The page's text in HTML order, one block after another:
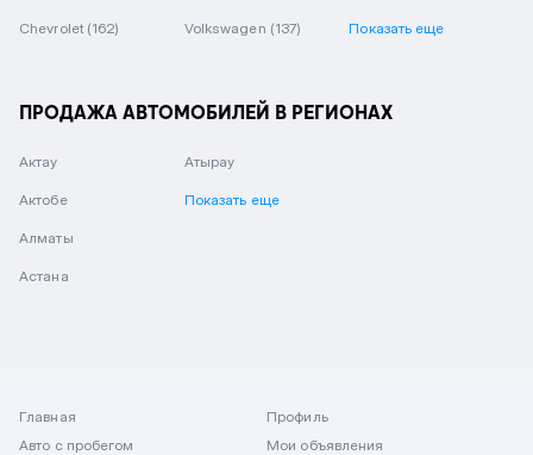
Chevrolet (162) Volkswagen (137) Показать еще
ПРОДАЖА АВТОМОБИЛЕЙ В РЕГИОНАХ
Актау
Актобе
Алматы
Астана
Атырау
Показать еще
Главная
Авто с пробегом
Профиль
Мои объявления